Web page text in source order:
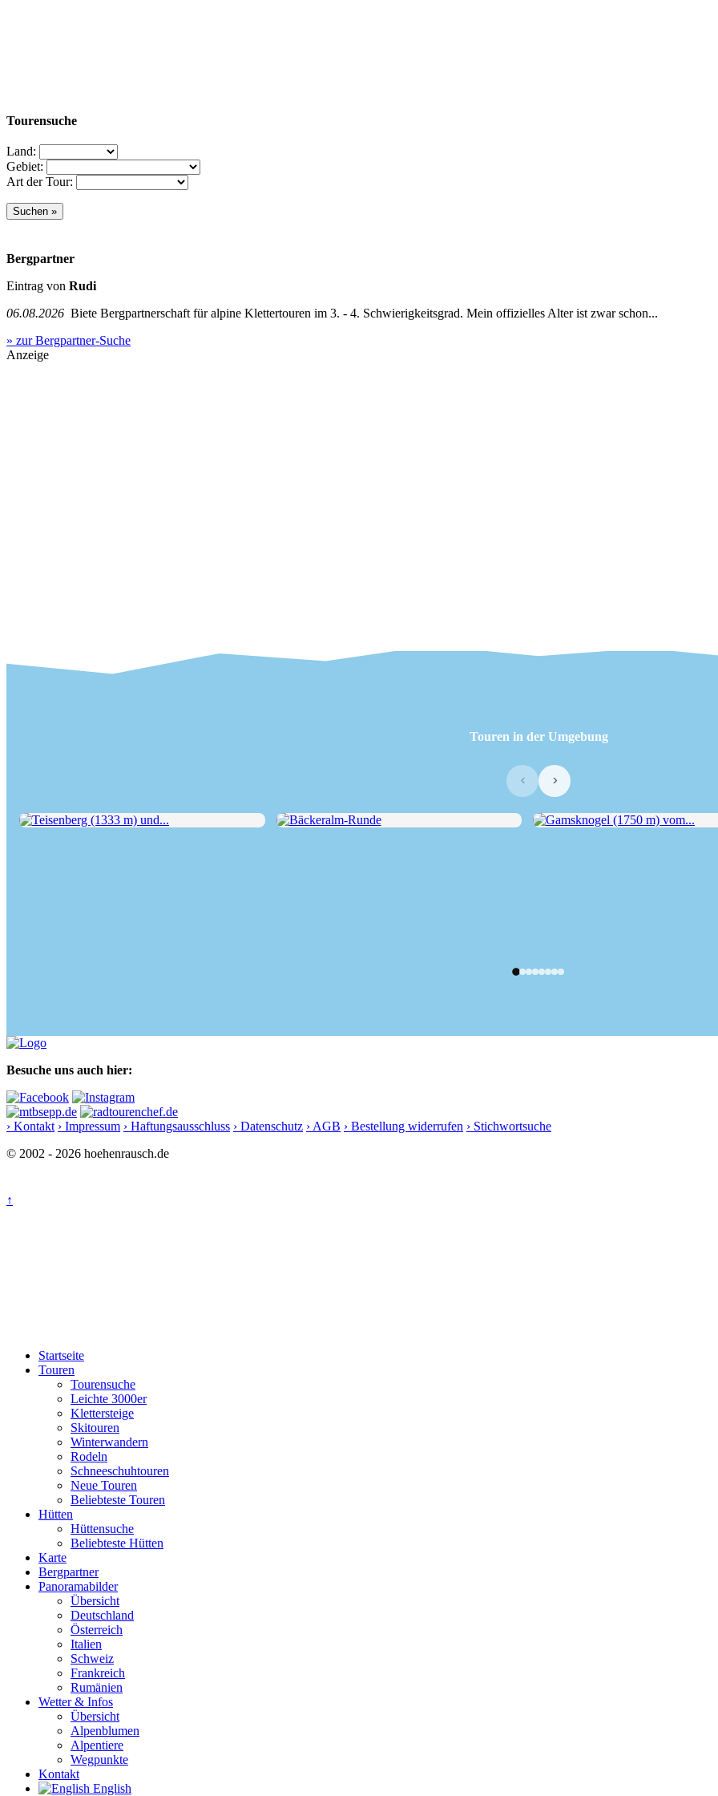
Tourensuche
Land:
Gebiet:
Art der Tour:
Bergpartner
Eintrag von Rudi
06.08.2026 Biete Bergpartnerschaft für alpine Klettertouren im 3. - 4. Schwierigkeitsgrad. Mein offizielles Alter ist zwar schon...
» zur Bergpartner-Suche
Anzeige
Touren in der Umgebung
‹ ›
Besuche uns auch hier:
› Kontakt › Impressum › Haftungsausschluss › Datenschutz › AGB › Bestellung widerrufen › Stichwortsuche
© 2002 - 2026 hoehenrausch.de
↑
Startseite
Touren
Tourensuche
Leichte 3000er
Klettersteige
Skitouren
Winterwandern
Rodeln
Schneeschuhtouren
Neue Touren
Beliebteste Touren
Hütten
Hüttensuche
Beliebteste Hütten
Karte
Bergpartner
Panoramabilder
Übersicht
Deutschland
Österreich
Italien
Schweiz
Frankreich
Rumänien
Wetter & Infos
Übersicht
Alpenblumen
Alpentiere
Wegpunkte
Kontakt
English